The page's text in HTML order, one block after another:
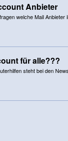
Anbieter
welche Mail
für alle???
steht bei den